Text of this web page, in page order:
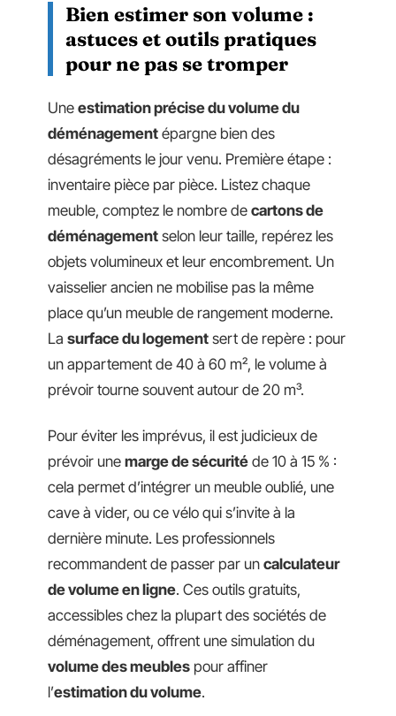
Bien estimer son volume :
astuces et outils pratiques
pour ne pas se tromper
Une estimation précise du volume du
déménagement épargne bien des
désagréments le jour venu. Première étape :
inventaire pièce par pièce. Listez chaque
meuble, comptez le nombre de cartons de
déménagement selon leur taille, repérez les
objets volumineux et leur encombrement. Un
vaisselier ancien ne mobilise pas la même
place qu’un meuble de rangement moderne.
La surface du logement sert de repère : pour
un appartement de 40 à 60 m², le volume à
prévoir tourne souvent autour de 20 m³.
Pour éviter les imprévus, il est judicieux de
prévoir une marge de sécurité de 10 à 15 % :
cela permet d’intégrer un meuble oublié, une
cave à vider, ou ce vélo qui s’invite à la
dernière minute. Les professionnels
recommandent de passer par un calculateur
de volume en ligne. Ces outils gratuits,
accessibles chez la plupart des sociétés de
déménagement, offrent une simulation du
volume des meubles pour affiner
l’estimation du volume.